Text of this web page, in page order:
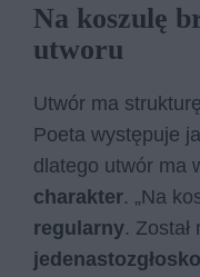
Na koszulę
utworu
Utwór ma
Poeta występuje
dlatego utwór ma
charakter. „Na
regularny. Został